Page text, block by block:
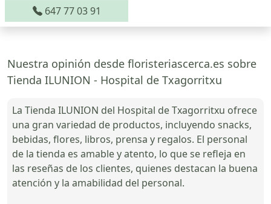
647 77 03 91
Nuestra opinión desde floristeriascerca.es sobre
Tienda ILUNION - Hospital de Txagorritxu
La Tienda ILUNION del Hospital de Txagorritxu ofrece
una gran variedad de productos, incluyendo snacks,
bebidas, flores, libros, prensa y regalos. El personal
de la tienda es amable y atento, lo que se refleja en
las reseñas de los clientes, quienes destacan la buena
atención y la amabilidad del personal.